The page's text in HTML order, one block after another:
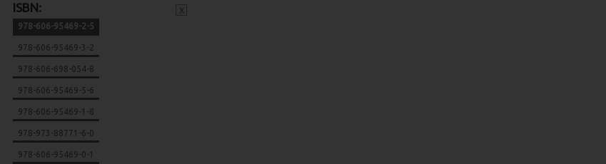
ISBN:
978-606-95469-2-5
978-606-95469-3-2
978-606-698-054-8
978-606-95469-5-6
978-606-95469-1-8
978-973-88771-6-0
978-606-95469-0-1